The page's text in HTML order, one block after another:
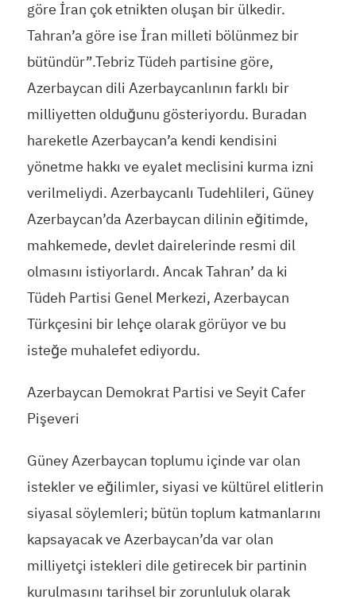
göre İran çok etnikten oluşan bir ülkedir.
Tahran’a göre ise İran milleti bölünmez bir
bütündür”.Tebriz Tüdeh partisine göre,
Azerbaycan dili Azerbaycanlının farklı bir
milliyetten olduğunu gösteriyordu. Buradan
hareketle Azerbaycan’a kendi kendisini
yönetme hakkı ve eyalet meclisini kurma izni
verilmeliydi. Azerbaycanlı Tudehlileri, Güney
Azerbaycan’da Azerbaycan dilinin eğitimde,
mahkemede, devlet dairelerinde resmi dil
olmasını istiyorlardı. Ancak Tahran’ da ki
Tüdeh Partisi Genel Merkezi, Azerbaycan
Türkçesini bir lehçe olarak görüyor ve bu
isteğe muhalefet ediyordu.
Azerbaycan Demokrat Partisi ve Seyit Cafer
Pişeveri
Güney Azerbaycan toplumu içinde var olan
istekler ve eğilimler, siyasi ve kültürel elitlerin
siyasal söylemleri; bütün toplum katmanlarını
kapsayacak ve Azerbaycan’da var olan
milliyetçi istekleri dile getirecek bir partinin
kurulmasını tarihsel bir zorunluluk olarak